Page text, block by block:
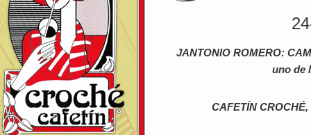
JANTONIO ROMERO:
uno de
CAFETÍN